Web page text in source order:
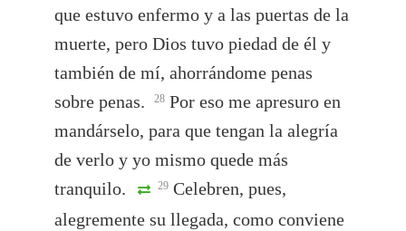
que estuvo enfermo y a las puertas de la
muerte, pero Dios tuvo piedad de él y
también de mí, ahorrándome penas
sobre penas.
28 Por eso me apresuro en
mandárselo, para que tengan la alegría
de verlo y yo mismo quede más
tranquilo.
29 Celebren, pues,
alegremente su llegada, como conviene